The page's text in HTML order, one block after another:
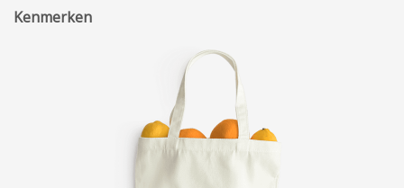
Kenmerken